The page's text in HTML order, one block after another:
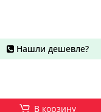
Нашли дешевле?
В корзину